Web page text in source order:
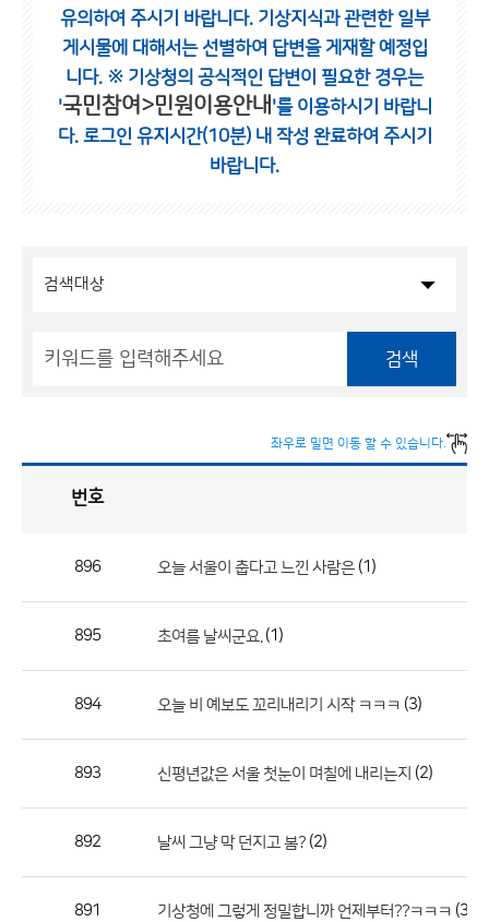
유의하여 주시기 바랍니다. 기상지식과 관련한 일부
게시물에 대해서는 선별하여 답변을 게재할 예정입
니다. ※ 기상청의 공식적인 답변이 필요한 경우는
'국민참여>민원이용안내 '를 이용하시기 바랍니
다. 로그인 유지시간(10분) 내 작성 완료하여 주시기
바랍니다.
검색
좌우로 밀면 이동 할 수 있습니다.
론
호,
번호
896 오늘 서울이 춥다고 느낀 사람은 (1)
895 초여름 날씨군요. (1)
894 오늘 비 예보도 꼬리내리기 시작 ㅋㅋㅋ (3)
893 신평년값은 서울 첫눈이 며칠에 내리는지 (2)
892 날씨 그냥 막 던지고 봄? (2)
891 기상청에 그렇게 정밀합니까 언제부터??ㅋㅋㅋ (3)